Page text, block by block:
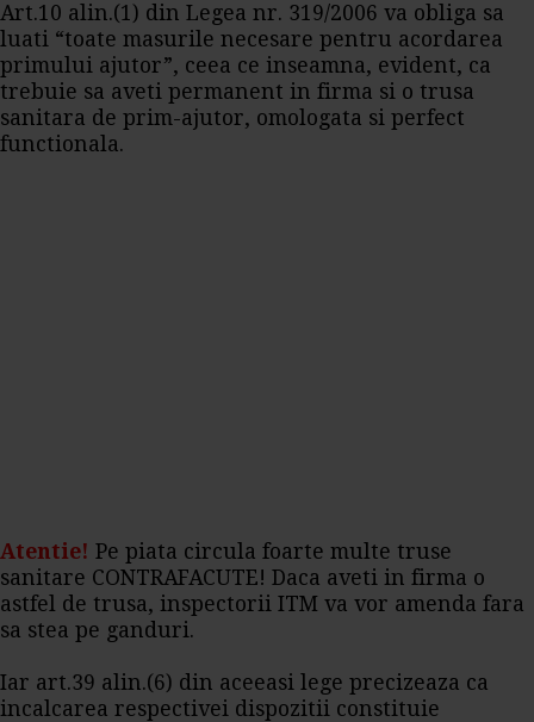
Art.10 alin.(1) din Legea nr. 319/2006 va obliga sa
luati “toate masurile necesare pentru acordarea
primului ajutor”, ceea ce inseamna, evident, ca
trebuie sa aveti permanent in firma si o trusa
sanitara de prim-ajutor, omologata si perfect
functionala.
Atentie! Pe piata circula foarte multe truse
sanitare CONTRAFACUTE! Daca aveti in firma o
astfel de trusa, inspectorii ITM va vor amenda fara
sa stea pe ganduri.
Iar art.39 alin.(6) din aceeasi lege precizeaza ca
incalcarea respectivei dispozitii constituie